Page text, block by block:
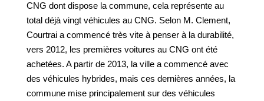
CNG dont dispose la commune, cela représente au
total déjà vingt véhicules au CNG. Selon M. Clement,
Courtrai a commencé très vite à penser à la durabilité,
vers 2012, les premières voitures au CNG ont été
achetées. A partir de 2013, la ville a commencé avec
des véhicules hybrides, mais ces dernières années, la
commune mise principalement sur des véhicules